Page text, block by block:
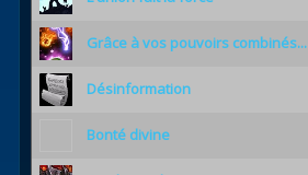
Grâce à vos pouvoirs combinés...
Désinformation
Bonté divine